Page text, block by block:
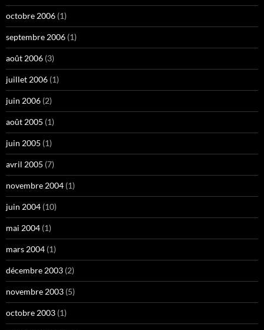
octobre 2006 (1)
septembre 2006 (1)
août 2006 (3)
juillet 2006 (1)
juin 2006 (2)
août 2005 (1)
juin 2005 (1)
avril 2005 (7)
novembre 2004 (1)
juin 2004 (10)
mai 2004 (1)
mars 2004 (1)
décembre 2003 (2)
novembre 2003 (5)
octobre 2003 (1)